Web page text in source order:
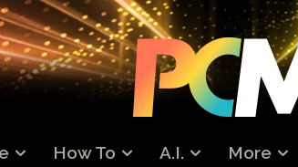
How To A.I. More